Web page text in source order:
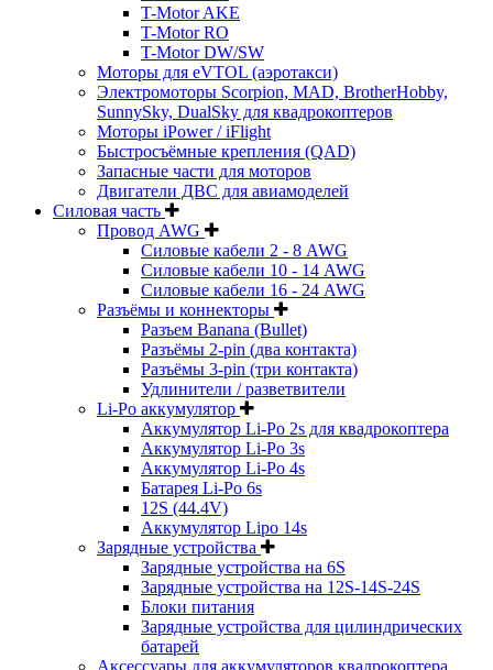
T-Motor AKE
T-Motor RO
T-Motor DW/SW
Моторы для eVTOL (аэротакси)
Электромоторы Scorpion, MAD, BrotherHobby,
SunnySky, DualSky для квадрокоптеров
Моторы iPower / iFlight
Быстросъёмные крепления (QAD)
Запасные части для моторов
Двигатели ДВС для авиамоделей
Силовая часть
Провод AWG
Силовые кабели 2 - 8 AWG
Силовые кабели 10 - 14 AWG
Силовые кабели 16 - 24 AWG
Разъёмы и коннекторы
Разъем Banana (Bullet)
Разъёмы 2-pin (два контакта)
Разъёмы 3-pin (три контакта)
Удлинители / разветвители
Li-Po аккумулятор
Аккумулятор Li-Po 2s для квадрокоптера
Аккумулятор Li-Po 3s
Аккумулятор Li-Po 4s
Батарея Li-Po 6s
12S (44.4V)
Аккумулятор Lipo 14s
Зарядные устройства
Зарядные устройства на 6S
Зарядные устройства на 12S-14S-24S
Блоки питания
Зарядные устройства для цилиндрических
батарей
Аксессуары для аккумуляторов квадрокоптера